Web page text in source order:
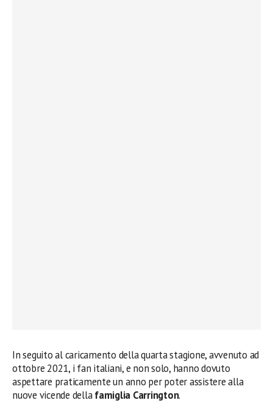
In seguito al caricamento della quarta stagione, avvenuto ad
ottobre 2021, i fan italiani, e non solo, hanno dovuto
aspettare praticamente un anno per poter assistere alla
nuove vicende dellafamiglia Carrington.